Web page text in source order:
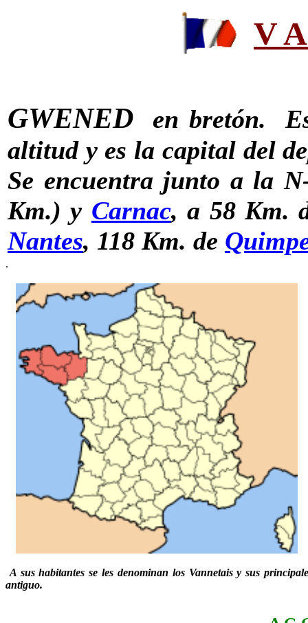
V
GWENED en bretón.
altitud y es la capital del
Se encuentra junto a la
Km.) y Carnac, a 58 Km.
Nantes, 118 Km. de
.
A sus habitantes se les denominan los Vannetais y sus
antiguo.